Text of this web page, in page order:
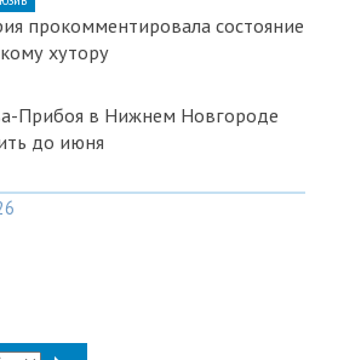
прокомментировала состояние
хутору
Прибоя в Нижнем Новгороде
до июня